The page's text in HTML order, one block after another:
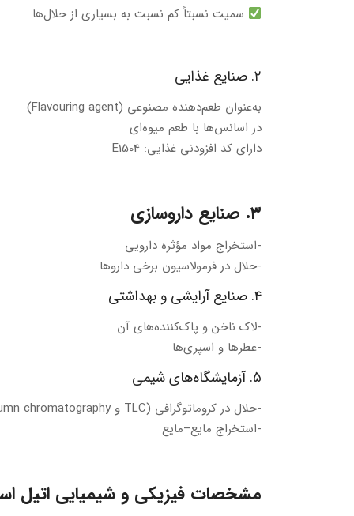
سمیت نسبتاً کم نسبت به بسیاری از حلال‌ها
۲. صنایع غذایی
به‌عنوان طعم‌دهنده مصنوعی (Flavouring agent)
در اسانس‌ها با طعم میوه‌ای
دارای کد افزودنی غذایی: E1504
۳. صنایع داروسازی
-استخراج مواد مؤثره دارویی
-حلال در فرمولاسیون برخی داروها
۴. صنایع آرایشی و بهداشتی
-لاک ناخن و پاک‌کننده‌های آن
-عطرها و اسپری‌ها
۵. آزمایشگاه‌های شیمی
-حلال در کروماتوگرافی (TLC و Column chromatography)
-استخراج مایع–مایع
مشخصات فیزیکی و شیمیایی اتیل